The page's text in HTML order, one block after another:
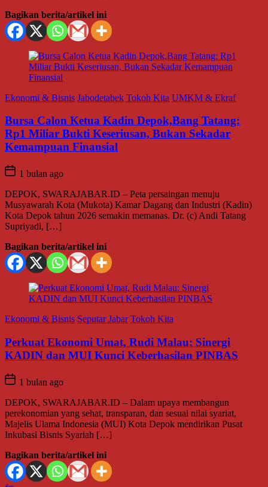
Bagikan berita/artikel ini
Ekonomi & Bisnis Jabodetabek Tokoh Kita UMKM & Ekraf
Bursa Calon Ketua Kadin Depok,Bang Tatang:
Rp1 Miliar Bukti Keseriusan, Bukan Sekadar
Kemampuan Finansial
1 bulan ago
DEPOK, SWARAJABAR.ID – Peta persaingan menuju
Musyawarah Kota (Mukota) Kamar Dagang dan Industri (Kadin)
Kota Depok tahun 2026 semakin memanas. Dr. (c) Andi Tatang
Supriyadi, […]
Bagikan berita/artikel ini
Ekonomi & Bisnis Seputar Jabar Tokoh Kita
Perkuat Ekonomi Umat, Rudi Malau: Sinergi
KADIN dan MUI Kunci Keberhasilan PINBAS
1 bulan ago
DEPOK, SWARAJABAR.ID – Dalam upaya membangun
perekonomian yang sehat, transparan, dan sesuai nilai syariat,
Majelis Ulama Indonesia (MUI) Kota Depok mendirikan Pusat
Inkubasi Bisnis Syariah […]
Bagikan berita/artikel ini